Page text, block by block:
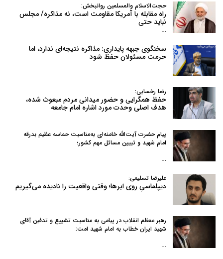
حجت‌الاسلام والمسلمین روانبخش:
راه مقابله با آمریکا مقاومت است، نه مذاکره/ مجلس
نباید حتی
…
سخنگوی جبهه پایداری: مذاکره نتیجه‌ای ندارد، اما
حرمت مسئولان حفظ شود
رضا رخسایی:
حفظ همگرایی و حضور میدانی مردم مبعوث شده،
هدف اصلی وحدت مورد اشاره امام جامعه
پیام حضرت آیت‌الله خامنه‌ای به‌مناسبت حماسه عظیم بدرقه
امام شهید و تبیین مسائل مهم کشور؛
…
علیرضا تسلیمی:
دیپلماسیِ روی ابرها؛ وقتی واقعیت را نادیده می‌گیریم
رهبر معظم انقلاب در پیامی به‌ مناسبت تشییع و تدفین آقای
شهید ایران خطاب به امام شهید امت:
…